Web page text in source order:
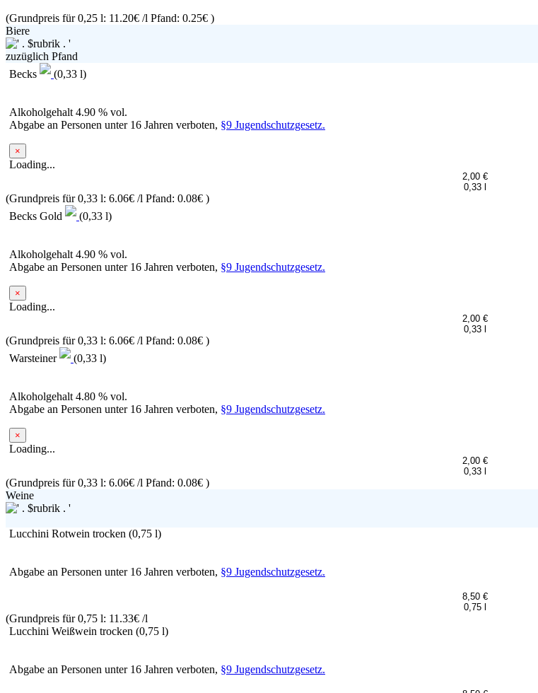
(Grundpreis für 0,25 l: 11.20€ /l Pfand: 0.25€ )
Biere
zuzüglich Pfand
Becks
(0,33 l)
Alkoholgehalt 4.90 % vol.
Abgabe an Personen unter 16 Jahren verboten, §9 Jugendschutzgesetz.
×
Loading...
2,00 €
0,33 l
(Grundpreis für 0,33 l: 6.06€ /l Pfand: 0.08€ )
Becks Gold
(0,33 l)
Alkoholgehalt 4.90 % vol.
Abgabe an Personen unter 16 Jahren verboten, §9 Jugendschutzgesetz.
×
Loading...
2,00 €
0,33 l
(Grundpreis für 0,33 l: 6.06€ /l Pfand: 0.08€ )
Warsteiner
(0,33 l)
Alkoholgehalt 4.80 % vol.
Abgabe an Personen unter 16 Jahren verboten, §9 Jugendschutzgesetz.
×
Loading...
2,00 €
0,33 l
(Grundpreis für 0,33 l: 6.06€ /l Pfand: 0.08€ )
Weine
Lucchini Rotwein trocken (0,75 l)
Abgabe an Personen unter 16 Jahren verboten, §9 Jugendschutzgesetz.
8,50 €
0,75 l
(Grundpreis für 0,75 l: 11.33€ /l
Lucchini Weißwein trocken (0,75 l)
Abgabe an Personen unter 16 Jahren verboten, §9 Jugendschutzgesetz.